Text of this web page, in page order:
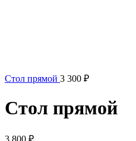
Стол прямой 3 300 ₽
Стол прямой
3 800 ₽